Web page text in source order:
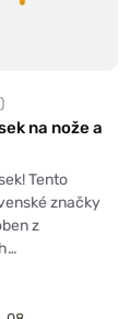
na nože a
Tento
značky
z